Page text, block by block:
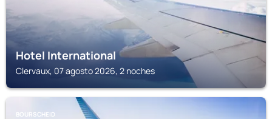
Hotel International
Clervaux, 07 agosto 2026, 2 noches
BOURSCHEID